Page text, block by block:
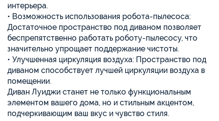
интерьера.
• Возможность использования робота-пылесоса:
Достаточное пространство под диваном позволяет
беспрепятственно работать роботу-пылесосу, что
значительно упрощает поддержание чистоты.
• Улучшенная циркуляция воздуха: Пространство под
диваном способствует лучшей циркуляции воздуха в
помещении.
Диван Луиджи станет не только функциональным
элементом вашего дома, но и стильным акцентом,
подчеркивающим ваш вкус и чувство стиля.